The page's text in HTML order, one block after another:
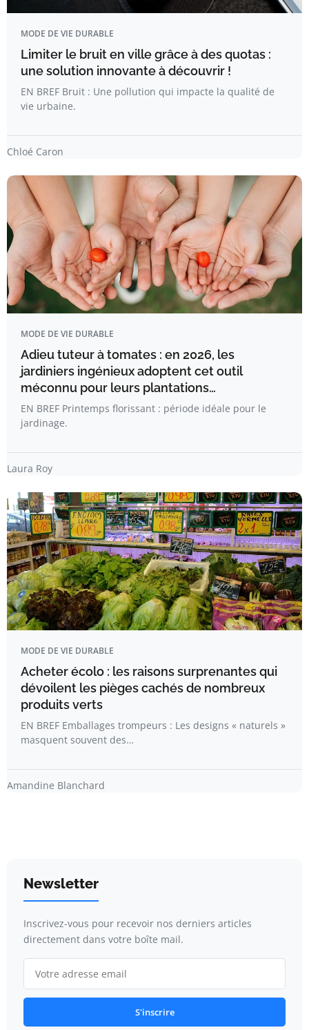
MODE DE VIE DURABLE
Limiter le bruit en ville grâce à des quotas :
une solution innovante à découvrir !
EN BREF Bruit : Une pollution qui impacte la qualité de
vie urbaine.
Chloé Caron
MODE DE VIE DURABLE
Adieu tuteur à tomates : en 2026, les
jardiniers ingénieux adoptent cet outil
méconnu pour leurs plantations…
EN BREF Printemps florissant : période idéale pour le
jardinage.
Laura Roy
MODE DE VIE DURABLE
Acheter écolo : les raisons surprenantes qui
dévoilent les pièges cachés de nombreux
produits verts
EN BREF Emballages trompeurs : Les designs « naturels »
masquent souvent des…
Amandine Blanchard
Newsletter
Inscrivez-vous pour recevoir nos derniers articles
directement dans votre boîte mail.
S'inscrire